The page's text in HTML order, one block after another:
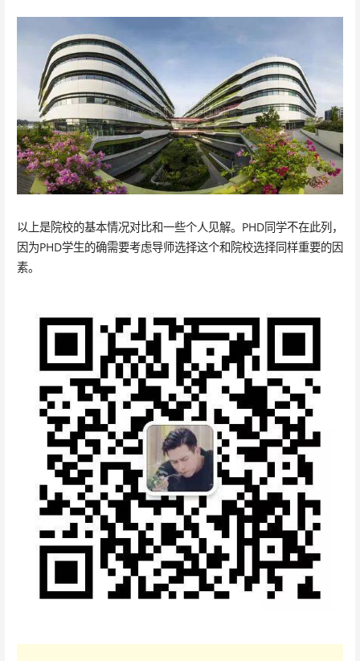
以上是院校的基本情况对比和一些个人见解。PHD同学不在此列，
因为PHD学生的确需要考虑导师选择这个和院校选择同样重要的因
素。